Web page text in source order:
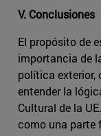
V. Conclusiones
El propósito de
importancia de
política exterior,
entender la
Cultural de la
como una parte